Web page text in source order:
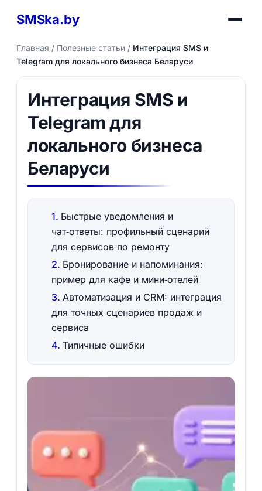
SMSka.by
Главная / Полезные статьи/ Интеграция SMS и
Telegram для локального бизнеса Беларуси
Интеграция SMS и
Telegram для
локального бизнеса
Беларуси
Быстрые уведомления и
чат‑ответы: профильный сценарий
для сервисов по ремонту
Бронирование и напоминания:
пример для кафе и мини‑отелей
Автоматизация и CRM: интеграция
для точных сценариев продаж и
сервиса
Типичные ошибки